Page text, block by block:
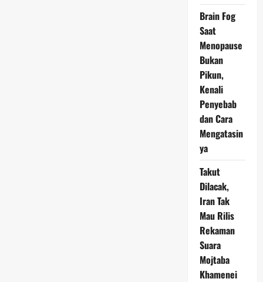
Brain Fog
Saat
Menopause
Bukan
Pikun,
Kenali
Penyebab
dan Cara
Mengatasin
ya
Takut
Dilacak,
Iran Tak
Mau Rilis
Rekaman
Suara
Mojtaba
Khamenei